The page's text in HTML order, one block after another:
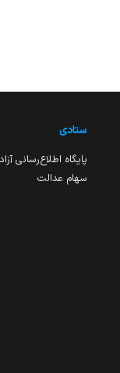
ستادی
پایگاه اطلاع‌رسانی
سهام عدالت